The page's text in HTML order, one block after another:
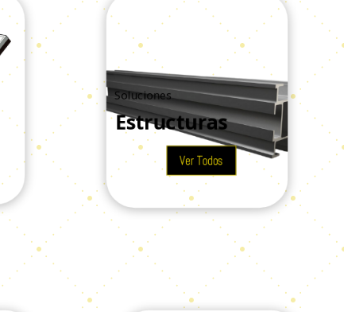
Soluciones
Estructuras
Ver Todos